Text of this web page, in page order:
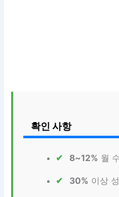
확인 사항
8~12% 월
30% 이상